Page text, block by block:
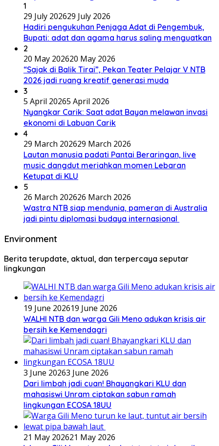
1
29 July 202629 July 2026
Hadiri pengukuhan Penjaga Adat di Pengembuk,
Bupati: adat dan agama harus saling menguatkan
2
20 May 202620 May 2026
“Sajak di Balik Tirai”, Pekan Teater Pelajar V NTB
2026 jadi ruang kreatif generasi muda
3
5 April 20265 April 2026
Nyangkar Carik: Saat adat Bayan melawan invasi
ekonomi di Labuan Carik
4
29 March 202629 March 2026
Lautan manusia padati Pantai Beraringan, live
music dangdut meriahkan momen Lebaran
Ketupat di KLU
5
26 March 202626 March 2026
Wastra NTB siap mendunia, pameran di Australia
jadi pintu diplomasi budaya internasional
Environment
Berita terupdate, aktual, dan terpercaya seputar
lingkungan
19 June 202619 June 2026
WALHI NTB dan warga Gili Meno adukan krisis air
bersih ke Kemendagri
3 June 20263 June 2026
Dari limbah jadi cuan! Bhayangkari KLU dan
mahasiswi Unram ciptakan sabun ramah
lingkungan ECOSA 18UU
21 May 202621 May 2026